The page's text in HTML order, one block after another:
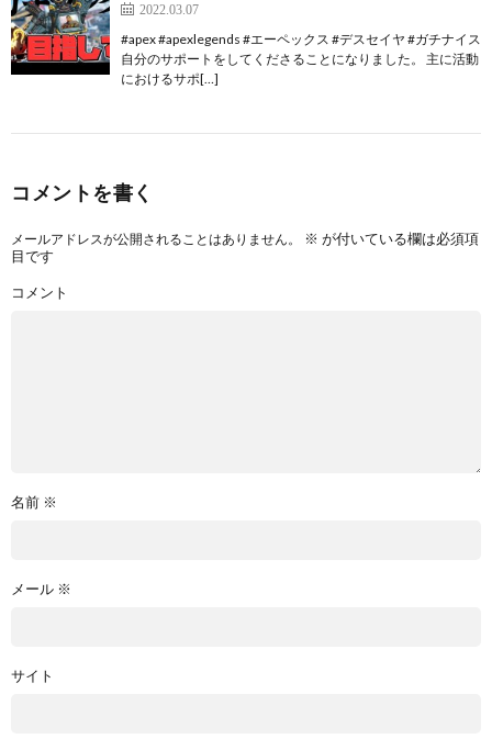
2022.03.07
#apex #apexlegends #エーペックス #デスセイヤ #ガチナイス
自分のサポートをしてくださることになりました。 主に活動
におけるサポ[…]
コメントを書く
メールアドレスが公開されることはありません。 ※ が付いている欄は必須項
目です
コメント
名前 ※
メール ※
サイト